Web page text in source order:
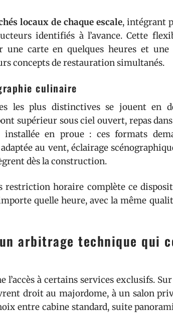
locaux de chaque escale, intégrant
identifiés à l’avance. Cette
une carte en quelques heures et
concepts de restauration simultanés.
culinaire
les plus distinctives se jouent en
supérieur sous ciel ouvert, repas
en proue : ces formats
au vent, éclairage
dès la construction.
restriction horaire complète ce
quelle heure, avec la même
arbitrage technique qui
l’accès à certains services exclusifs.
droit au majordome, à un salon
entre cabine standard, suite